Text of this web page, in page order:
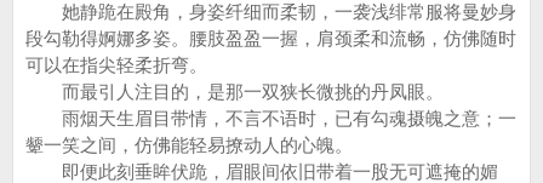
她静跪在殿角，身姿纤细而柔韧，一袭浅绯常服将曼妙身
段勾勒得婀娜多姿。腰肢盈盈一握，肩颈柔和流畅，仿佛随时
可以在指尖轻柔折弯。
而最引人注目的，是那一双狭长微挑的丹凤眼。
雨烟天生眉目带情，不言不语时，已有勾魂摄魄之意；一
颦一笑之间，仿佛能轻易撩动人的心魄。
即便此刻垂眸伏跪，眉眼间依旧带着一股无可遮掩的媚